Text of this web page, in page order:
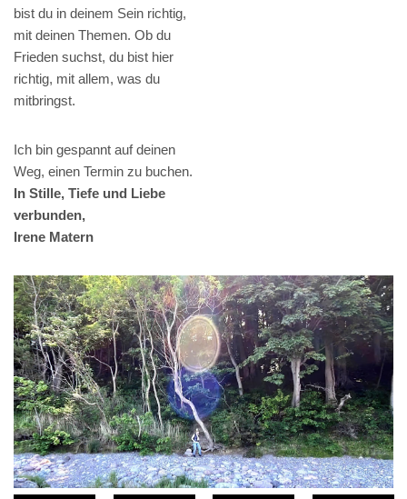
bist du in deinem Sein richtig,
mit deinen Themen. Ob du
Frieden suchst, du bist hier
richtig, mit allem, was du
mitbringst.
Ich bin gespannt auf deinen
Weg, einen Termin zu buchen.
In Stille, Tiefe und Liebe
verbunden,
Irene Matern